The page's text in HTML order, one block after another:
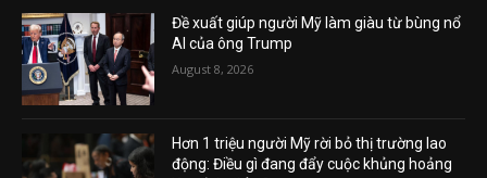
Đề xuất giúp người Mỹ làm giàu từ bùng nổ
AI của ông Trump
August 8, 2026
Hơn 1 triệu người Mỹ rời bỏ thị trường lao
động: Điều gì đang đẩy cuộc khủng hoảng